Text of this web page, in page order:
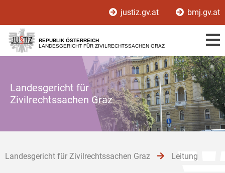
[1]
[2]
[3]
justiz.gv.at bmj.gv.at
REPUBLIK ÖSTERREICH
LANDESGERICHT FÜR ZIVILRECHTSSACHEN GRAZ
Landesgericht für
Zivilrechtssachen Graz
Landesgericht für Zivilrechtssachen Graz Leitung